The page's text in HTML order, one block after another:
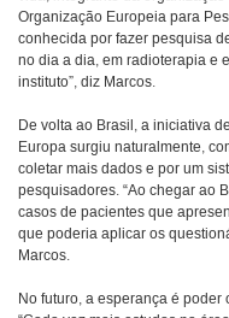
Organização Europeia para
conhecida por fazer pesquisa
no dia a dia, em radioterapia e
instituto”, diz Marcos.
De volta ao Brasil, a iniciativa
Europa surgiu naturalmente,
coletar mais dados e por um
pesquisadores. “Ao chegar ao
casos de pacientes que
que poderia aplicar os
Marcos.
No futuro, a esperança é